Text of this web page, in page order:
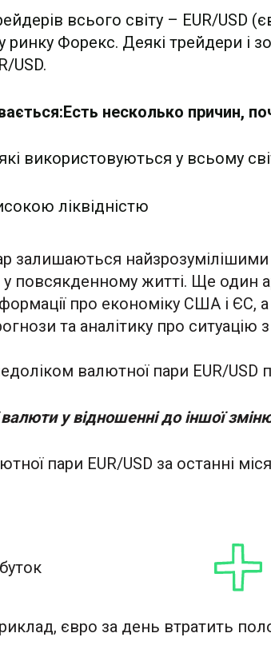
всього світу – EUR/
ринку Форекс. Деякі трейдери
USD.
несколько причин,
використовуються у всьому
ліквідністю
залишаються
у повсякденному житті. Ще один
про економіку США і ЄС,
та аналітику про
валютної пари EUR/USD
у відношенні до іншої
пари EUR/USD за останні
євро за день втратить